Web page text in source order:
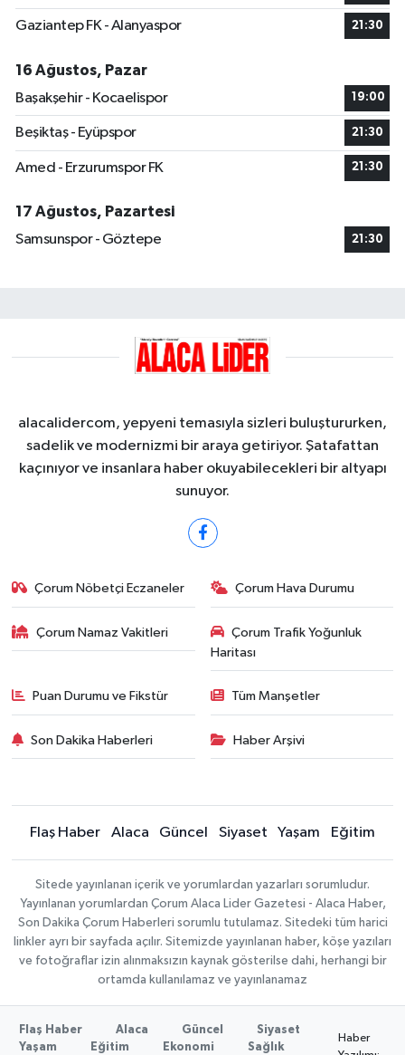
Gaziantep FK - Alanyaspor 21:30
16 Ağustos, Pazar
Başakşehir - Kocaelispor
19:00
Beşiktaş - Eyüpspor 21:30
Amed - Erzurumspor FK 21:30
17 Ağustos, Pazartesi
Samsunspor - Göztepe
21:30
alacalidercom, yepyeni temasıyla sizleri buluştururken,
sadelik ve modernizmi bir araya getiriyor. Şatafattan
kaçınıyor ve insanlara haber okuyabilecekleri bir altyapı
sunuyor.
Çorum Nöbetçi Eczaneler Çorum Hava Durumu
Çorum Namaz Vakitleri
Çorum Trafik Yoğunluk
Haritası
Puan Durumu ve Fikstür Tüm Manşetler
Son Dakika Haberleri Haber Arşivi
Flaş Haber Alaca Güncel Siyaset Yaşam Eğitim
Sitede yayınlanan içerik ve yorumlardan yazarları sorumludur.
Yayınlanan yorumlardan Çorum Alaca Lider Gazetesi - Alaca Haber,
Son Dakika Çorum Haberleri sorumlu tutulamaz. Sitedeki tüm harici
linkler ayrı bir sayfada açılır. Sitemizde yayınlanan haber, köşe yazıları
ve fotoğraflar izin alınmaksızın kaynak gösterilse dahi, herhangi bir
ortamda kullanılamaz ve yayınlanamaz
Flaş Haber Alaca Güncel
Siyaset
Yaşam
Eğitim Ekonomi Sağlık
Haber